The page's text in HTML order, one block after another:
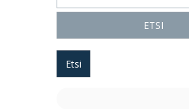
ETSI
Etsi